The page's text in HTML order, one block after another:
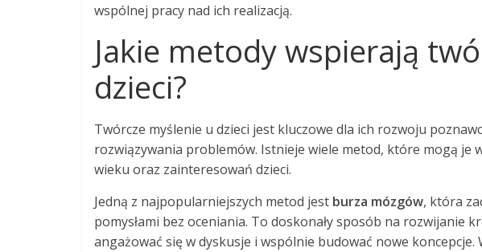
wspólnej pracy nad ich realizacją.
Jakie metody wspierają
dzieci?
Twórcze myślenie u dzieci jest kluczowe dla ich rozwoju
rozwiązywania problemów. Istnieje wiele metod, które mogą je
wieku oraz zainteresowań dzieci.
Jedną z najpopularniejszych metod jest burza mózgów, która
pomysłami bez oceniania. To doskonały sposób na rozwijanie
angażować się w dyskusje i wspólnie budować nowe